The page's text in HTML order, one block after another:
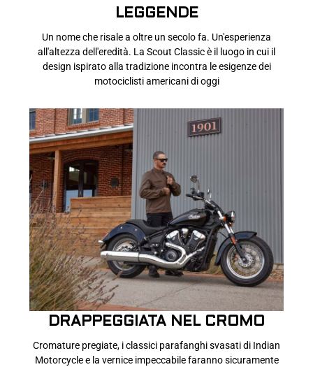
LEGGENDE
Un nome che risale a oltre un secolo fa. Un'esperienza
all'altezza dell'eredità. La Scout Classic è il luogo in cui il
design ispirato alla tradizione incontra le esigenze dei
motociclisti americani di oggi
DRAPPEGGIATA NEL CROMO
Cromature pregiate, i classici parafanghi svasati di Indian
Motorcycle e la vernice impeccabile faranno sicuramente